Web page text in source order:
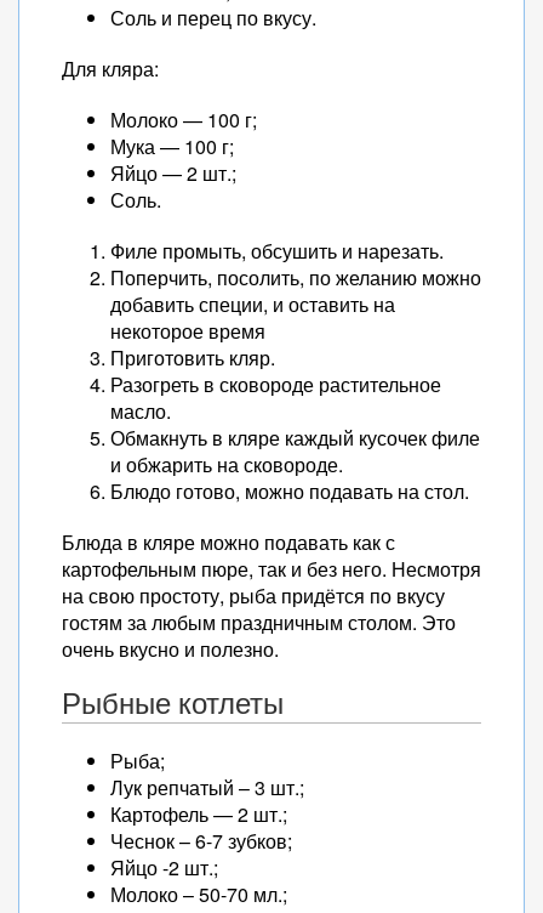
Соль и перец по вкусу.
Для кляра:
Молоко — 100 г;
Мука — 100 г;
Яйцо — 2 шт.;
Соль.
Филе промыть, обсушить и нарезать.
Поперчить, посолить, по желанию можно
добавить специи, и оставить на
некоторое время
Приготовить кляр.
Разогреть в сковороде растительное
масло.
Обмакнуть в кляре каждый кусочек филе
и обжарить на сковороде.
Блюдо готово, можно подавать на стол.
Блюда в кляре можно подавать как с
картофельным пюре, так и без него. Несмотря
на свою простоту, рыба придётся по вкусу
гостям за любым праздничным столом. Это
очень вкусно и полезно.
Рыбные котлеты
Рыба;
Лук репчатый – 3 шт.;
Картофель — 2 шт.;
Чеснок – 6-7 зубков;
Яйцо -2 шт.;
Молоко – 50-70 мл.;